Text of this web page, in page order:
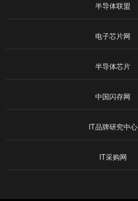
半导体联盟
电子芯片网
半导体芯片
中国闪存网
IT品牌研究中心
IT采购网